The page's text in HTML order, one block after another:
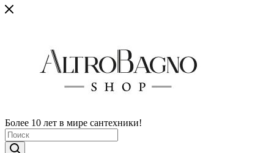
Более 10 лет в мире сантехники!